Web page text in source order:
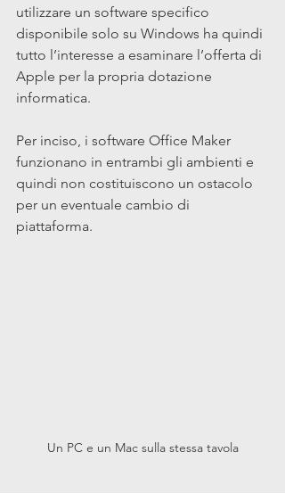
utilizzare un software specifico
disponibile solo su Windows ha quindi
tutto l’interesse a esaminare l’offerta di
Apple per la propria dotazione
informatica.
Per inciso, i software Office Maker
funzionano in entrambi gli ambienti e
quindi non costituiscono un ostacolo
per un eventuale cambio di
piattaforma.
Un PC e un Mac sulla stessa tavola